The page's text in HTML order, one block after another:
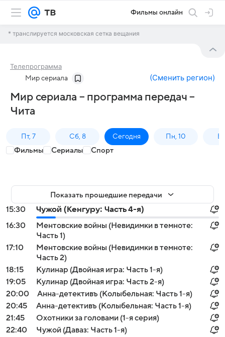
Фильмы онлайн
* транслируется московская сетка вещания
Телепрограмма
Мир сериала (Сменить регион)
Мир сериала – программа передач –
Чита
Пт, 7 Сб, 8 Сегодня Пн, 10
Фильмы Сериалы Спорт
Показать прошедшие передачи
15:30
Чужой (Кенгуру: Часть 4-я)
16:30
Ментовские войны (Невидимки в темноте:
Часть 1)
17:10
Ментовские войны (Невидимки в темноте:
Часть 2)
18:15
Кулинар (Двойная игра: Часть 1-я)
19:05
Кулинар (Двойная игра: Часть 2-я)
20:00
Анна-детективъ (Колыбельная: Часть 1-я)
20:45
Анна-детективъ (Колыбельная: Часть 1-я)
21:45
Охотники за головами (1-я серия)
22:40
Чужой (Даваз: Часть 1-я)